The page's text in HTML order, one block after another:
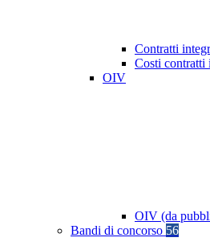
Contratti
Costi contratti
OIV
OIV (da
Bandi di concorso 56